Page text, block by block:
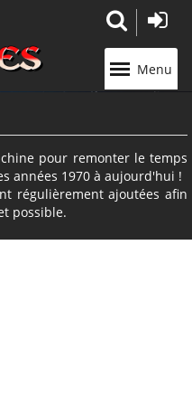
Menu
pour remonter le temps
années 1970 à aujourd'hui !
régulièrement ajoutées afin
possible.